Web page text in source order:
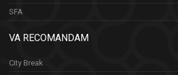
SFA
VA RECOMANDAM
City Break